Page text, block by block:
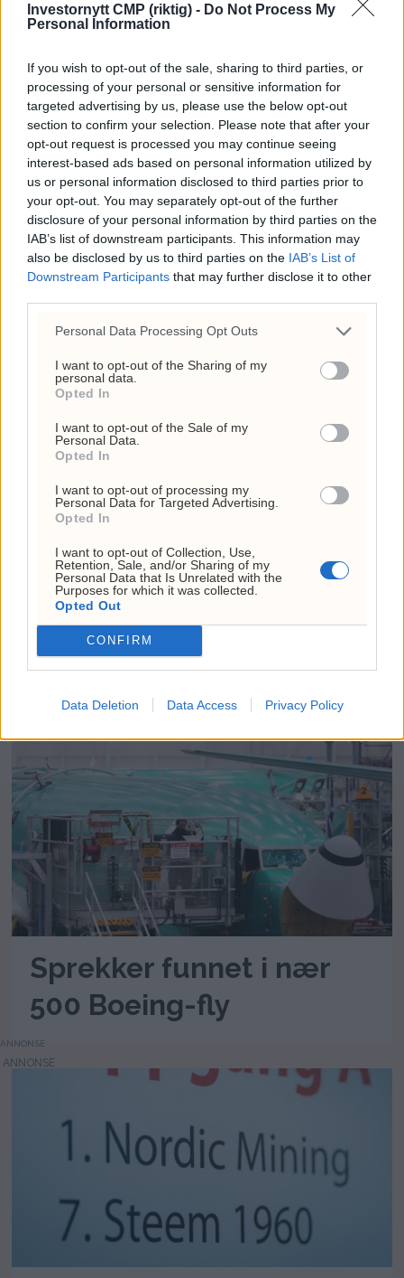
Investornytt CMP (riktig) - Do Not Process My
Personal Information
If you wish to opt-out of the sale, sharing to third parties, or
processing of your personal or sensitive information for
targeted advertising by us, please use the below opt-out
section to confirm your selection. Please note that after your
opt-out request is processed you may continue seeing
interest-based ads based on personal information utilized by
us or personal information disclosed to third parties prior to
your opt-out. You may separately opt-out of the further
disclosure of your personal information by third parties on the
IAB’s list of downstream participants. This information may
also be disclosed by us to third parties on the IAB’s List of
Downstream Participants that may further disclose it to other
Personal Data Processing Opt Outs
I want to opt-out of the Sharing of my
personal data.
Opted In
I want to opt-out of the Sale of my
Personal Data.
Opted In
I want to opt-out of processing my
Personal Data for Targeted Advertising.
Opted In
I want to opt-out of Collection, Use,
Retention, Sale, and/or Sharing of my
Personal Data that Is Unrelated with the
Purposes for which it was collected.
Opted Out
CONFIRM
Data Deletion Data Access Privacy Policy
karrierekapital
EU innfører nye
sanksjoner mot
Russland
Trump vil sparke Lisa
Sprekker funnet i nær
500 Boeing-fly
ANNONSE